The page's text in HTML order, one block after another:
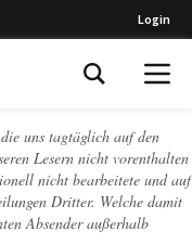
Login
uns tagtäglich auf den
Lesern nicht vorenthalten
nicht bearbeitete und auf
Dritter. Welche damit
Absender außerhalb